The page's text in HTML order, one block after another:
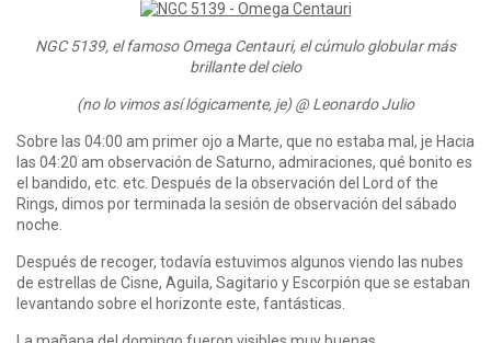
NGC 5139, el famoso Omega Centauri, el cúmulo globular más
brillante del cielo
(no lo vimos así lógicamente, je) @ Leonardo Julio
Sobre las 04:00 am primer ojo a Marte, que no estaba mal, je Hacia
las 04:20 am observación de Saturno, admiraciones, qué bonito es
el bandido, etc. etc. Después de la observación del Lord of the
Rings, dimos por terminada la sesión de observación del sábado
noche.
Después de recoger, todavía estuvimos algunos viendo las nubes
de estrellas de Cisne, Aguila, Sagitario y Escorpión que se estaban
levantando sobre el horizonte este, fantásticas.